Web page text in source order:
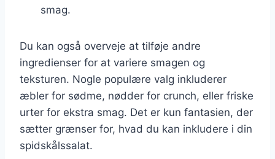
smag.
Du kan også overveje at tilføje andre
ingredienser for at variere smagen og
teksturen. Nogle populære valg inkluderer
æbler for sødme, nødder for crunch, eller friske
urter for ekstra smag. Det er kun fantasien, der
sætter grænser for, hvad du kan inkludere i din
spidskålssalat.